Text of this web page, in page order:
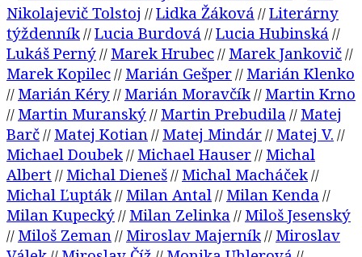
Nikolajevič Tolstoj //Lidka Žáková //Literárny
týždenník//Lucia Burdová //Lucia Hubinská //
Lukáš Perný// Marek Hrubec// Marek Jankovič//
Marek Kopilec// Marián Gešper// Marián Klenko
// Marián Kéry// Marián Moravčík// Martin Krno
// Martin Muranský// Martin Prebudila // Matej
Barč// Matej Kotian// Matej Mindár// Matej V. //
Michael Doubek// Michael Hauser// Michal
Albert// Michal Dieneš// Michal Macháček//
Michal Ľupták// Milan Antal// Milan Kenda //
Milan Kupecký// Milan Zelinka // Miloš Jesenský
// Miloš Zeman// Miroslav Majerník// Miroslav